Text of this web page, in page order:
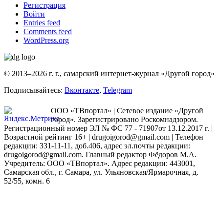
Регистрация
Войти
Entries feed
Comments feed
WordPress.org
© 2013–2026 г. г., самарский интернет-журнал «Другой город»
Подписывайтесь: Вконтакте, Telegram
ООО «ТВпортал» | Сетевое издание «Другой
город». Зарегистрировано Роскомнадзором.
Регистрационный номер ЭЛ № ФС 77 - 71907от 13.12.2017 г. |
Возрастной рейтинг 16+ | drugoigorod@gmail.com | Телефон
редакции: 331-11-11, доб.406, адрес эл.почты редакции:
drugoigorod@gmail.com. Главный редактор Фёдоров М.А.
Учредитель: ООО «ТВпортал». Адрес редакции: 443001,
Самарская обл., г. Самара, ул. Ульяновская/Ярмарочная, д.
52/55, комн. 6